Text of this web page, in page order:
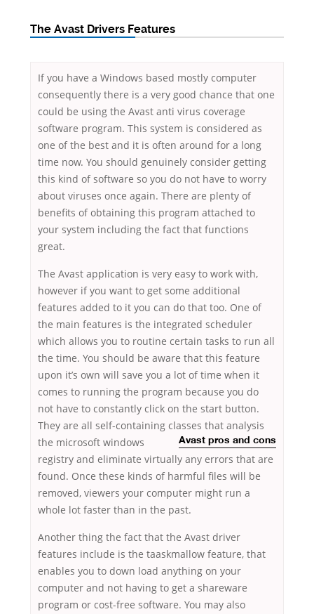
The Avast Drivers Features
If you have a Windows based mostly computer
consequently there is a very good chance that one
could be using the Avast anti virus coverage
software program. This system is considered as
one of the best and it is often around for a long
time now. You should genuinely consider getting
this kind of software so you do not have to worry
about viruses once again. There are plenty of
benefits of obtaining this program attached to
your system including the fact that functions
great.
The Avast application is very easy to work with,
however if you want to get some additional
features added to it you can do that too. One of
the main features is the integrated scheduler
which allows you to routine certain tasks to run all
the time. You should be aware that this feature
upon it’s own will save you a lot of time when it
comes to running the program because you do
not have to constantly click on the start button.
They are all self-containing classes
Avast pros and cons
that analysis
the microsoft windows
registry and eliminate virtually any errors that are
found. Once these kinds of harmful files will be
removed, viewers your computer might run a
whole lot faster than in the past.
Another thing the fact that the Avast driver
features include is the taaskmallow feature, that
enables you to down load anything on your
computer and not having to get a shareware
program or cost-free software. You may also